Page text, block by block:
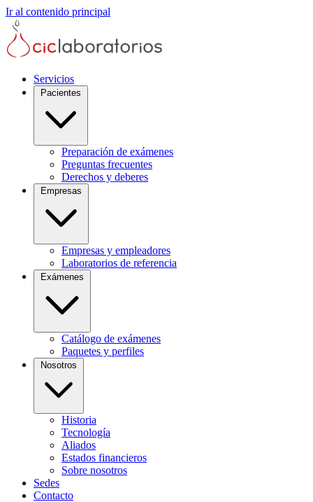
Ir al contenido principal
Servicios
Preparación de exámenes
Preguntas frecuentes
Derechos y deberes
Empresas y empleadores
Laboratorios de referencia
Catálogo de exámenes
Paquetes y perfiles
Historia
Tecnología
Aliados
Estados financieros
Sobre nosotros
Sedes
Contacto